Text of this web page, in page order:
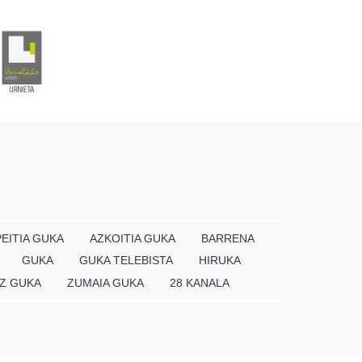
GUKA AZKOITIA GUKA
BARRENA
GUKA GUKA TELEBISTA
HIRUKA
GUKA ZUMAIA GUKA 28 KANALA